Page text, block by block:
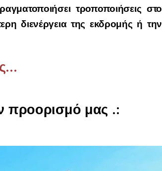
τροποποιήσεις στο
διενέργεια της εκδρομής ή την
προορισμό μας .: